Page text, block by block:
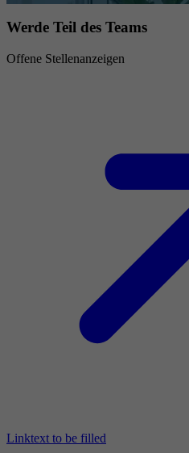
Werde Teil des Teams
Offene Stellenanzeigen
Linktext to be filled